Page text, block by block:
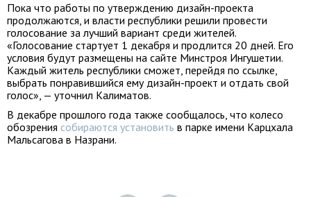
Пока что работы по утверждению дизайн-проекта
продолжаются, и власти республики решили провести
голосование за лучший вариант среди жителей.
«Голосование стартует 1 декабря и продлится 20 дней. Его
условия будут размещены на сайте Минстроя Ингушетии.
Каждый житель республики сможет, перейдя по ссылке,
выбрать понравившийся ему дизайн-проект и отдать свой
голос», — уточнил Калиматов.
В декабре прошлого года также сообщалось, что колесо
обозрения собираются установить в парке имени Карцхала
Мальсагова в Назрани.